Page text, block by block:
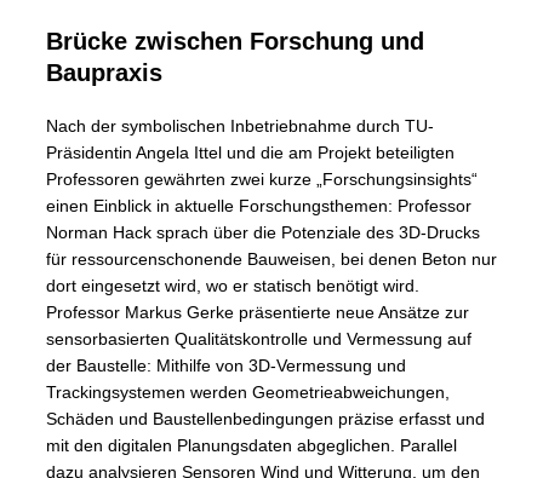
Brücke zwischen Forschung und
Baupraxis
Nach der symbolischen Inbetriebnahme durch TU-
Präsidentin Angela Ittel und die am Projekt beteiligten
Professoren gewährten zwei kurze „Forschungsinsights“
einen Einblick in aktuelle Forschungsthemen: Professor
Norman Hack sprach über die Potenziale des 3D-Drucks
für ressourcenschonende Bauweisen, bei denen Beton nur
dort eingesetzt wird, wo er statisch benötigt wird.
Professor Markus Gerke präsentierte neue Ansätze zur
sensorbasierten Qualitätskontrolle und Vermessung auf
der Baustelle: Mithilfe von 3D-Vermessung und
Trackingsystemen werden Geometrieabweichungen,
Schäden und Baustellenbedingungen präzise erfasst und
mit den digitalen Planungsdaten abgeglichen. Parallel
dazu analysieren Sensoren Wind und Witterung, um den